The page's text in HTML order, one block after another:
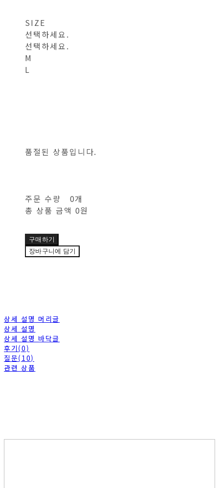
SIZE
선택하세요.
선택하세요.
M
L
품절된 상품입니다.
주문 수량
0개
총 상품 금액 0원
구매하기
장바구니에 담기
상세 설명 머리글
상세 설명
상세 설명 바닥글
후기(0)
질문(10)
관련 상품